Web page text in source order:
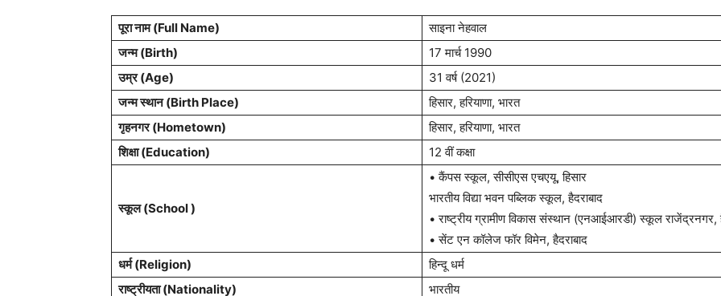
पूरा नाम (Full Name)
साइना नेहवाल
जन्म (Birth)
17 मार्च 1990
उम्र (Age)
31 वर्ष (2021)
जन्म स्थान (Birth Place)
हिसार, हरियाणा, भारत
गृहनगर (Hometown)
हिसार, हरियाणा, भारत
शिक्षा (Education)
12 वीं कक्षा
स्कूल (School )
• कैंपस स्कूल, सीसीएस एचएयू, हिसार
भारतीय विद्या भवन पब्लिक स्कूल, हैदराबाद
• राष्ट्रीय ग्रामीण विकास संस्थान (एनआईआरडी) स्कूल राजेंद्रनगर,
• सेंट एन कॉलेज फॉर विमेन, हैदराबाद
धर्म (Religion)
हिन्दू धर्म
राष्ट्रीयता (Nationality)
भारतीय